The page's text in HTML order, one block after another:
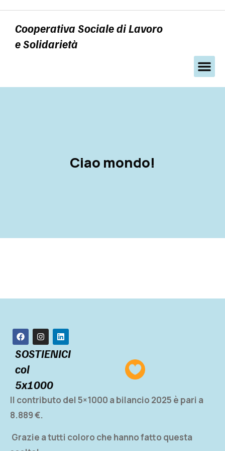
Cooperativa Sociale di Lavoro
e Solidarietà
Ciao mondo!
SOSTIENICI
col
5x1000
Il contributo del 5×1000 a bilancio 2025 è pari a
8.889 €.
Grazie a tutti coloro che hanno fatto questa